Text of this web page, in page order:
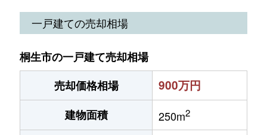
一戸建ての売却相場
桐生市の一戸建て売却相場
売却価格相場
900万円
建物面積 250m2